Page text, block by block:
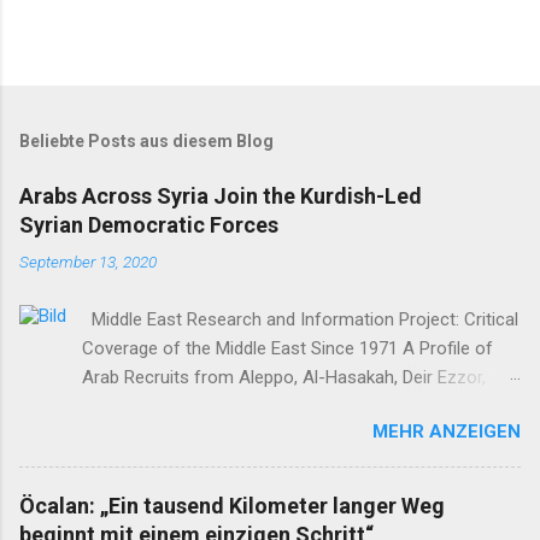
Beliebte Posts aus diesem Blog
Arabs Across Syria Join the Kurdish-Led
Syrian Democratic Forces
September 13, 2020
Middle East Research and Information Project: Critical
Coverage of the Middle East Since 1971 A Profile of
Arab Recruits from Aleppo, Al-Hasakah, Deir Ezzor,
Austin Holmes In: 295 (Summer 2020) I n 2012, as the
so-called Arab Spring protests in Damascus and
elsewhere in Syria descended into a brutal civil war,
President Bashar al-Asad withdrew his forces from
MEHR ANZEIGEN
Öcalan: „Ein tausend Kilometer langer Weg
beginnt mit einem einzigen Schritt“